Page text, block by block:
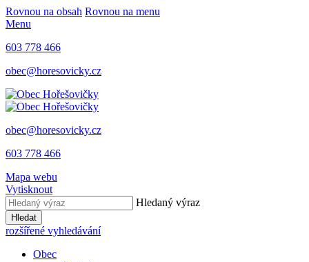
Rovnou na obsah Rovnou na menu
Menu
603 778 466
obec@horesovicky.cz
obec@horesovicky.cz
603 778 466
Mapa webu
Vytisknout
Hledaný výraz
Hledat
rozšířené vyhledávání
Obec